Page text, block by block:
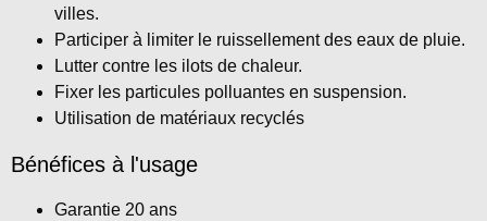
villes.
Participer à limiter le ruissellement des eaux de pluie.
Lutter contre les ilots de chaleur.
Fixer les particules polluantes en suspension.
Utilisation de matériaux recyclés
Bénéfices à l'usage
Garantie 20 ans